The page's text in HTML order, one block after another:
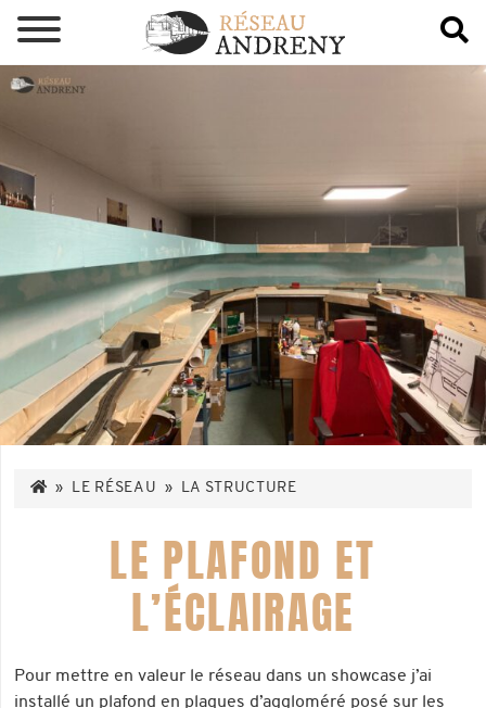
» LE RÉSEAU » LA STRUCTURE
LE PLAFOND ET
L’ÉCLAIRAGE
Pour mettre en valeur le réseau dans un showcase j’ai
installé un plafond en plaques d’aggloméré posé sur les